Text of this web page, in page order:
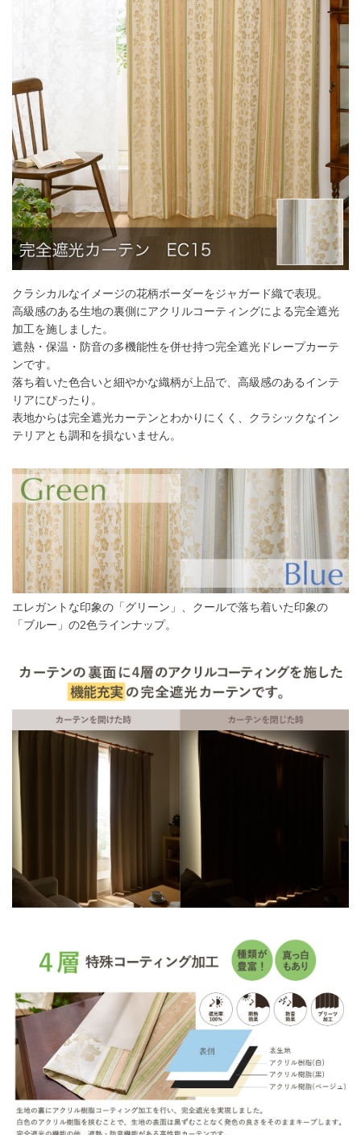
カーテンの仕上がり幅に対して1.5倍の生地を利用し、上部を2つ
山のヒダでつまみます。すっきりとした印象になるベーシックな
つまみです。
(価格は税込です)
丈／幅
51～100 101～200 201～300 301～400
55～
140
8,140円 16,280円 24,420円 32,560 円
141～
200
37,840円
201～
260
10,890 円 21,780円 32,670 43,560
幅101cm以上のサイズをご注文の場合は生地に幅継ぎが入りま
す。
2倍ヒダ
クラシカルなイメージの花柄ボーダーをジャガード織で表現。
高級感のある生地の裏側にアクリルコーティングによる完全遮光
加工を施しました。
遮熱・保温・防音の多機能性を併せ持つ完全遮光ドレープカーテ
ンです。
落ち着いた色合いと細やかな織柄が上品で、高級感のあるインテ
リアにぴったり。
表地からは完全遮光カーテンとわかりにくく、クラシックなイン
テリアとも調和を損ないません。
エレガントな印象の「グリーン」、クールで落ち着いた印象の
「ブルー」の2色ラインナップ。